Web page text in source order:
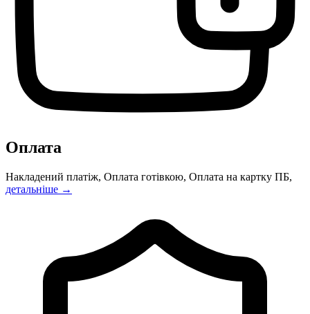
Оплата
Накладений платіж, Оплата готівкою, Оплата на картку ПБ,
детальніше →